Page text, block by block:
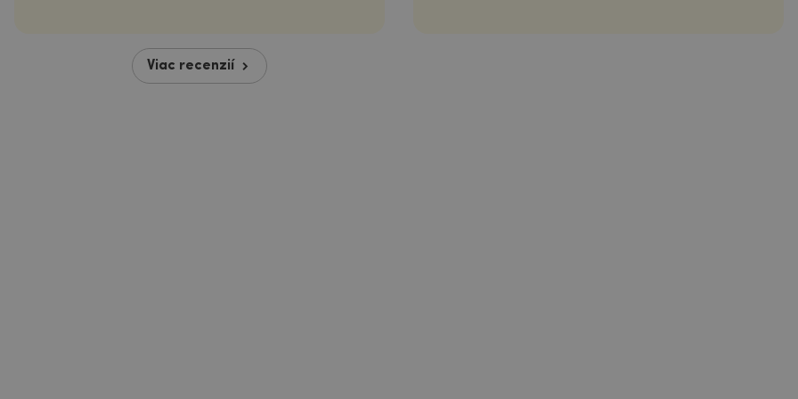
Viac recenzií